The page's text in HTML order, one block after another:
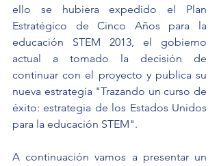
ello se hubiera expedido el Plan
Estratégico de Cinco Años para la
educación STEM 2013, el gobierno
actual a tomado la decisión de
continuar con el proyecto y publica su
nueva estrategia "Trazando un curso de
éxito: estrategia de los Estados Unidos
para la educación STEM".
A continuación vamos a presentar un